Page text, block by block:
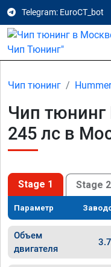
Telegram: EuroCT_bot
Чип тюнинг Hummer
Чип тюнинг
245 лс в
Stage 1 Stage 2
Параметр
Объем
двигателя
3.7